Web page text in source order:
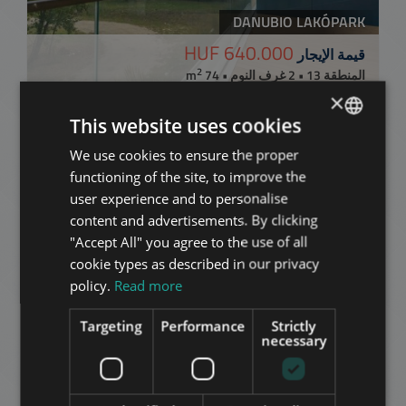
DANUBIO LAKÓPARK
قيمة الإيجار 640.000 HUF
المنطقة 13 • 2 غرف النوم • 74 m 2
إضافة إلى القائمة
XIII. KERÜLET ORSZÁGBÍRÓ UTCA
قيمة الإيجار470.000 HUF
المنطقة 13 • 2 غرف النوم • 40 m
إضافة إلى القائمة
ENGLISH
HUNGARIAN
GERMAN
FRENCH
ITALIAN
SPANISH
RUSSIAN
ARABIC
×
This website uses cookies
We use cookies to ensure the proper
functioning of the site, to improve the
user experience and to personalise
content and advertisements. By clicking
"Accept All" you agree to the use of all
cookie types as described in our privacy
policy. Read more
Strictly
necessary
Performance
Targeting